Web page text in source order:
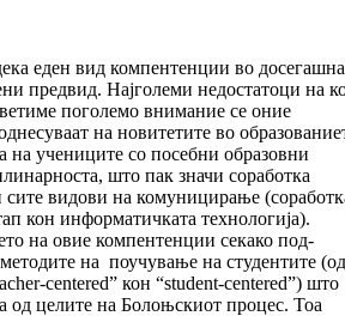
еден вид компентенции во
предвид. Најголеми недоста­то­ци на
по­го­ле­мо вни­мание се оние
на новитетите во
на учениците со по­себ­ни образовни
што пак значи соработка
сите видови на комуницирање
кон информатичката технологија).
на овие компентенции секако под­
на поу­чу­вање на студентите (од
centered” кон “student-centered”) што
од целите на Болоњ­скиот процес. Тоа